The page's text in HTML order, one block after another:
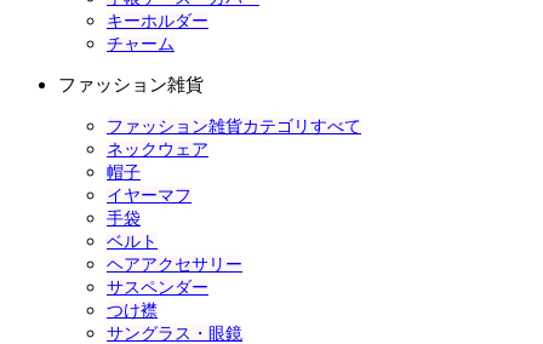
キーホルダー
チャーム
ファッション雑貨
ファッション雑貨カテゴリすべて
ネックウェア
帽子
イヤーマフ
手袋
ベルト
ヘアアクセサリー
サスペンダー
つけ襟
サングラス・眼鏡